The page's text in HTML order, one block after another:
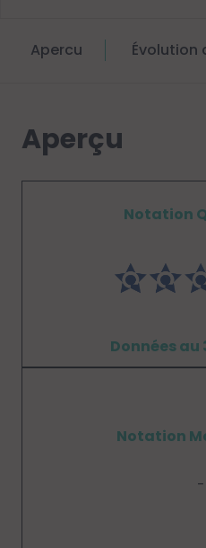
Apercu Évolution
Aperçu
Notation
Données
Notation
-